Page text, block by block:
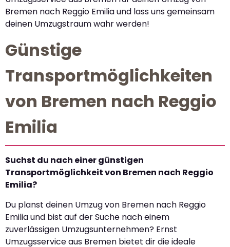
Bremen nach Reggio Emilia und lass uns gemeinsam
deinen Umzugstraum wahr werden!
Günstige
Transportmöglichkeiten
von Bremen nach Reggio
Emilia
Suchst du nach einer günstigen
Transportmöglichkeit von Bremen nach Reggio
Emilia?
Du planst deinen Umzug von Bremen nach Reggio
Emilia und bist auf der Suche nach einem
zuverlässigen Umzugsunternehmen? Ernst
Umzugsservice aus Bremen bietet dir die ideale